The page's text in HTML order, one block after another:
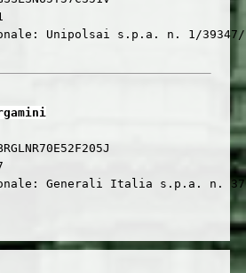
Unipolsai s.p.a. n. 1/39347/
Generali Italia s.p.a. n.